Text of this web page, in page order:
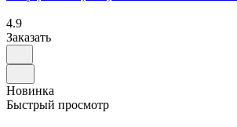
4.9
Заказать
Новинка
Быстрый просмотр